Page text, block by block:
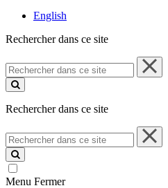
English
Rechercher dans ce site
Rechercher
dans
ce
Rechercher dans ce site
Rechercher
dans
ce
site
Menu Fermer